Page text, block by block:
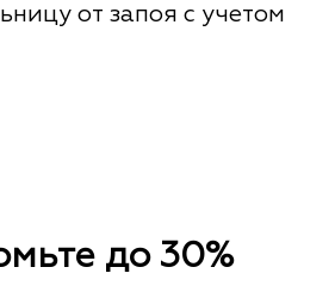
от запоя с учетом
до 30%